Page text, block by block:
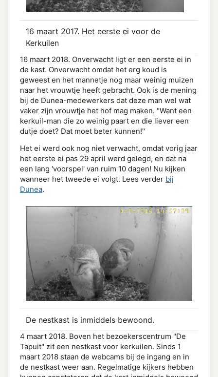
16 maart 2017. Het eerste ei voor de
Kerkuilen
16 maart 2018. Onverwacht ligt er een eerste ei in
de kast. Onverwacht omdat het erg koud is
geweest en het mannetje nog maar weinig muizen
naar het vrouwtje heeft gebracht. Ook is de mening
bij de Dunea-medewerkers dat deze man wel wat
vaker zijn vrouwtje het hof mag maken. "Want een
kerkuil-man die zo weinig paart en die liever een
dutje doet? Dat moet beter kunnen!"
Het ei werd ook nog niet verwacht, omdat vorig jaar
het eerste ei pas 29 april werd gelegd, en dat na
een lang 'voorspel' van ruim 10 dagen! Nu kijken
wanneer het tweede ei volgt. Lees verder bij
Dunea.
De nestkast is inmiddels bewoond.
4 maart 2018. Boven het bezoekerscentrum "De
Tapuit" zit een nestkast voor kerkuilen. Sinds 1
maart 2018 staan de webcams bij de ingang en in
de nestkast weer aan. Regelmatige kijkers hebben